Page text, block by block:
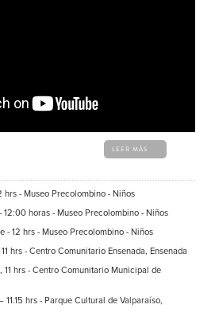
LEER MÁS
hrs - Museo Precolombino - Niños
12:00 horas - Museo Precolombino - Niños
- 12 hrs - Museo Precolombino - Niños
hrs - Centro Comunitario Ensenada, Ensenada
11 hrs - Centro Comunitario Municipal de
hrs - Parque Cultural de Valparaíso,